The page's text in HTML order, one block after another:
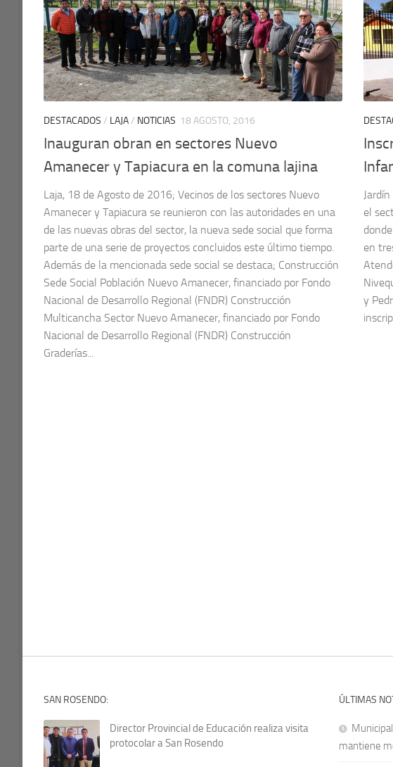
DESTACADOS / LAJA/ NOTICIAS 18 AGOSTO, 2016
Inauguran obran en sectores Nuevo
Amanecer y Tapiacura en la comuna lajina
Laja, 18 de Agosto de 2016; Vecinos de los sectores Nuevo
Amanecer y Tapiacura se reunieron con las autoridades en una
de las nuevas obras del sector, la nueva sede social que forma
parte de una serie de proyectos concluidos este último tiempo.
Además de la mencionada sede social se destaca; Construcción
Sede Social Población Nuevo Amanecer, financiado por Fondo
Nacional de Desarrollo Regional (FNDR) Construcción
Multicancha Sector Nuevo Amanecer, financiado por Fondo
Nacional de Desarrollo Regional (FNDR) Construcción
Graderías...
el
en
y
SAN ROSENDO:
Director Provincial de Educación realiza visita
protocolar a San Rosendo
ÚLTIMAS
mantiene